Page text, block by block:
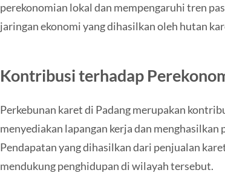
perekonomian lokal dan mempengaruhi tren
jaringan ekonomi yang dihasilkan oleh hutan
Kontribusi terhadap
Perkebunan karet di Padang merupakan
menyediakan lapangan kerja dan menghasilkan
Pendapatan yang dihasilkan dari penjualan
mendukung penghidupan di wilayah tersebut.